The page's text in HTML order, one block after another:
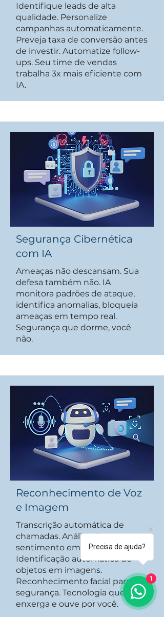
Identifique leads de alta
qualidade. Personalize
campanhas automaticamente.
Preveja taxa de conversão antes
de investir. Automatize follow-
ups. Seu time de vendas
trabalha 3x mais eficiente com
IA.
Segurança Cibernética
com IA
Ameaças não descansam. Sua
defesa também não. IA
monitora padrões de ataque,
identifica anomalias, bloqueia
ameaças em tempo real.
Segurança que dorme, você
não.
Reconhecimento de Voz
e Imagem
Transcrição automática de
chamadas. Análise de
sentimento em tempo real.
Identificação automática de
objetos em imagens.
Reconhecimento facial para
segurança. Tecnologia que
enxerga e ouve por você.
Precisa de ajuda?
1